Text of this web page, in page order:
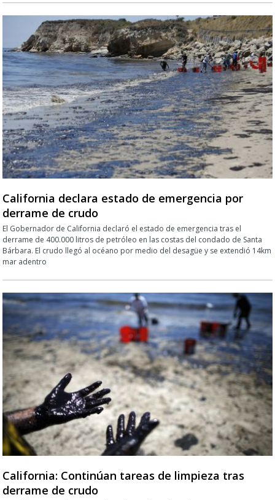
California declara estado de emergencia por
derrame de crudo
El Gobernador de California declaró el estado de emergencia tras el
derrame de 400.000 litros de petróleo en las costas del condado de Santa
Bárbara. El crudo llegó al océano por medio del desagüe y se extendió 14km
mar adentro
California: Continúan tareas de limpieza tras
derrame de crudo